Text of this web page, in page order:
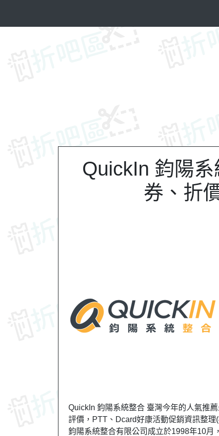
i
QuickIn 鈞陽
券、折
QuickIn 鈞陽系統整合 臺灣今年的人氣推
評價，PTT、Dcard好康活動促銷資訊整
鈞陽系統整合有限公司成立於1998年10月